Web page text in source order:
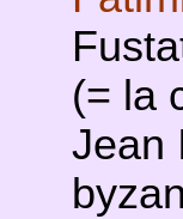
(= la
Jean